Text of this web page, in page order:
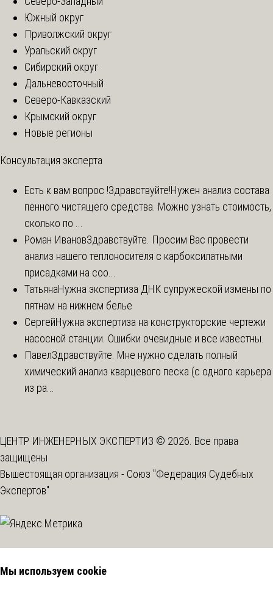
Южный округ
Приволжский округ
Уральский округ
Сибирский округ
Дальневосточный
Северо-Кавказский
Крымский округ
Новые регионы
Консультация эксперта
Есть к вам вопрос !Здравствуйте!Нужен анализ состава
пенного чистящего средства. Можно узнать стоимость,
сколько по ...
Роман ИвановЗдравствуйте. Просим Вас провести
анализ нашего теплоносителя с карбоксилатными
присадками на соо...
ТатьянаНужна экспертиза ДНК супружеской измены по
пятнам на нижнем белье
СергейНужна экспертиза на конструкторские чертежи
насосной станции. Ошибки очевидные и все известны.
ПавелЗдравствуйте. Мне нужно сделать полный
химический анализ кварцевого песка (с одного карьера
из ра...
ЦЕНТР ИНЖЕНЕРНЫХ ЭКСПЕРТИЗ © 2026. Все права
защищены
Вышестоящая организация - Союз "Федерация Судебных
Экспертов"
Мы используем cookie